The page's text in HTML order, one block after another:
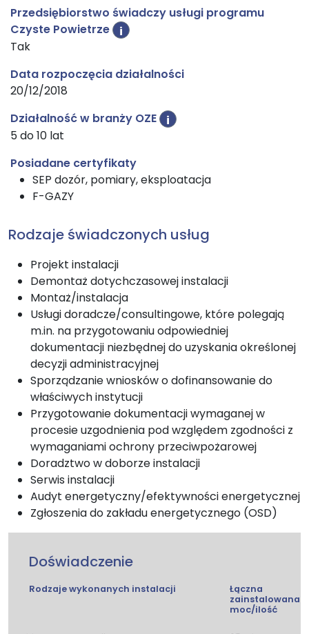
Przedsiębiorstwo świadczy usługi programu
Czyste Powietrze
i
Tak
Data rozpoczęcia działalności
20/12/2018
Działalność w branży OZE
i
5 do 10 lat
Posiadane certyfikaty
SEP dozór, pomiary, eksploatacja
F-GAZY
Rodzaje świadczonych usług
Projekt instalacji
Demontaż dotychczasowej instalacji
Montaż/instalacja
Usługi doradcze/consultingowe, które polegają
m.in. na przygotowaniu odpowiedniej
dokumentacji niezbędnej do uzyskania określonej
decyzji administracyjnej
Sporządzanie wniosków o dofinansowanie do
właściwych instytucji
Przygotowanie dokumentacji wymaganej w
procesie uzgodnienia pod względem zgodności z
wymaganiami ochrony przeciwpożarowej
Doradztwo w doborze instalacji
Serwis instalacji
Audyt energetyczny/efektywności energetycznej
Zgłoszenia do zakładu energetycznego (OSD)
Doświadczenie
Rodzaje wykonanych instalacji
Łączna
zainstalowana
moc/ilość